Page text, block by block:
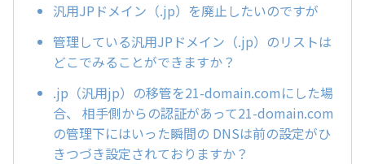
汎用JPドメイン（.jp）を廃止したいのですが
管理している汎用JPドメイン（.jp）のリストは
どこでみることができますか？
.jp（汎用jp）の移管を21-domain.comにした場
合、 相手側からの認証があって21-domain.com
の管理下にはいった瞬間の DNSは前の設定がひ
きつづき設定されておりますか？